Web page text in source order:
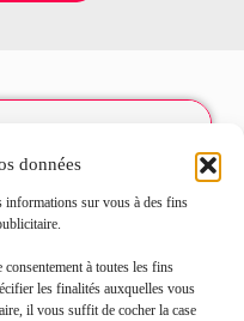
données
informations sur vous à des fins
à toutes les fins
les finalités auxquelles vous
il vous suffit de cocher la case